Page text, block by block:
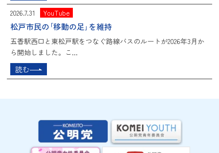
2026.7.31 YouTube
松戸市民の｢移動の足｣を維持
五香駅西口と東松戸駅をつなぐ路線バスのルートが2026年3月か
ら開始しました。こ...
読む